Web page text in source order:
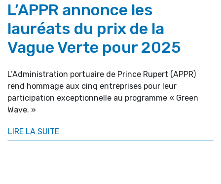
L’APPR annonce les
lauréats du prix de la
Vague Verte pour 2025
L’Administration portuaire de Prince Rupert (APPR)
rend hommage aux cinq entreprises pour leur
participation exceptionnelle au programme « Green
Wave. »
LIRE LA SUITE